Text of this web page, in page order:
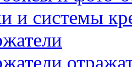
и системы